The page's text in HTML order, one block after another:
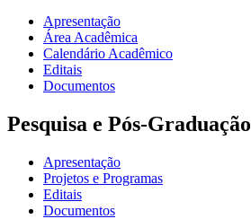
Apresentação
Área Acadêmica
Calendário Acadêmico
Editais
Documentos
Pesquisa e Pós-Graduação
Apresentação
Projetos e Programas
Editais
Documentos